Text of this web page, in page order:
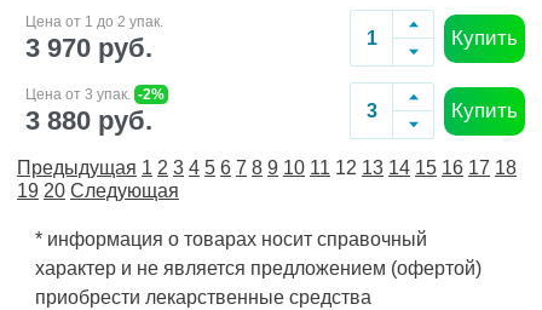
Цена от 1 до 2 упак.
3 970 руб. Купить
Цена от 3 упак. -2%
3 880 руб. Купить
Предыдущая 1 2 3 4 5 6 7 8 9 10 11 12 13 14 15 16 17 18
19 20 Следующая
* информация о товарах носит справочный
характер и не является предложением (офертой)
приобрести лекарственные средства